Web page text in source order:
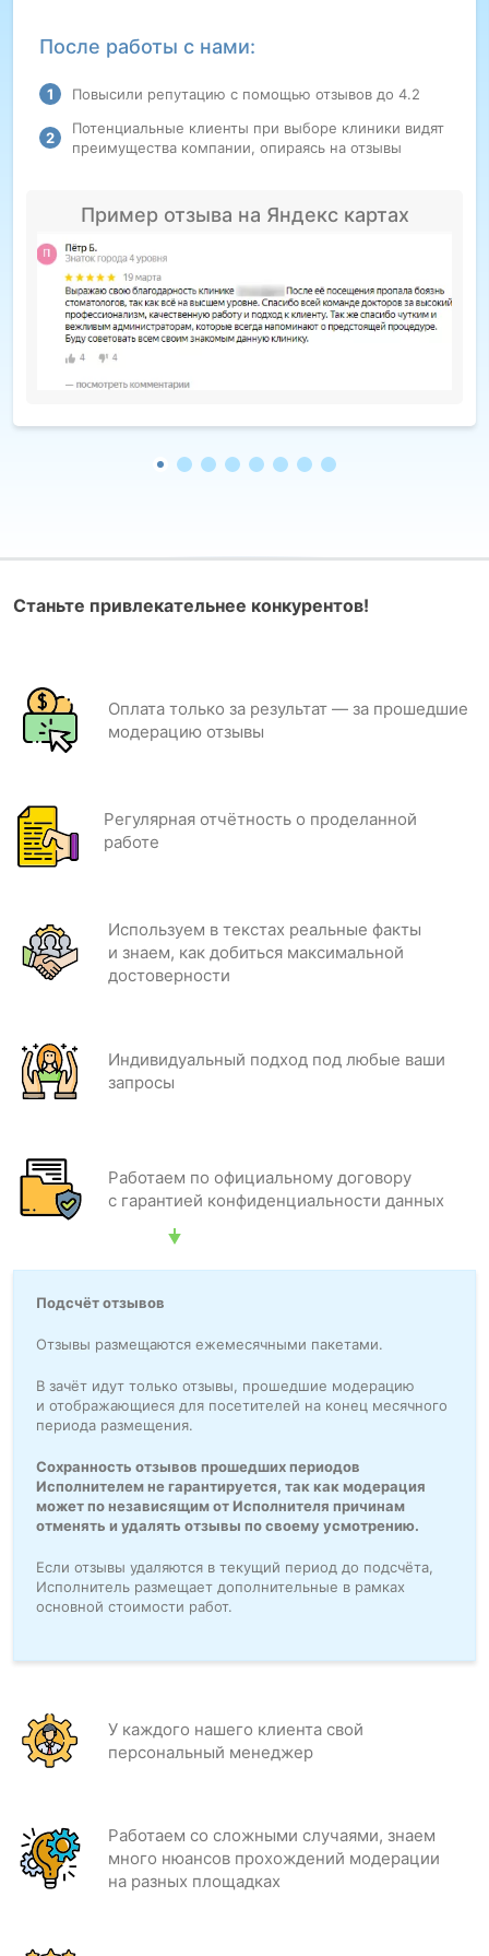
После работы с нами:
Повысили репутацию с помощью отзывов до 4.2
Потенциальные клиенты при выборе клиники видят
преимущества компании, опираясь на отзывы
Пример отзыва на Яндекс картах
Станьте привлекательнее конкурентов!
Оплата только за результат — за прошедшие
модерацию отзывы
Регулярная отчётность о проделанной
работе
Используем в текстах реальные факты
и знаем, как добиться максимальной
достоверности
Индивидуальный подход под любые ваши
запросы
Работаем по официальному договору
с гарантией конфиденциальности данных
Подсчёт отзывов
Отзывы размещаются ежемесячными пакетами.
В зачёт идут только отзывы, прошедшие модерацию
и отображающиеся для посетителей на конец месячного
периода размещения.
Сохранность отзывов прошедших периодов
Исполнителем не гарантируется, так как модерация
может по независящим от Исполнителя причинам
отменять и удалять отзывы по своему усмотрению.
Если отзывы удаляются в текущий период до подсчёта,
Исполнитель размещает дополнительные в рамках
основной стоимости работ.
У каждого нашего клиента свой
персональный менеджер
Работаем со сложными случаями, знаем
много нюансов прохождений модерации
на разных площадках